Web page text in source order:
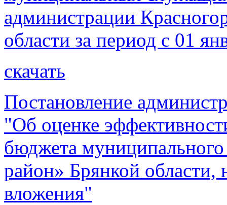
администрации
области за период с 01
скачать
Постановление
"Об оценке
бюджета
район» Брянкой области,
вложения"